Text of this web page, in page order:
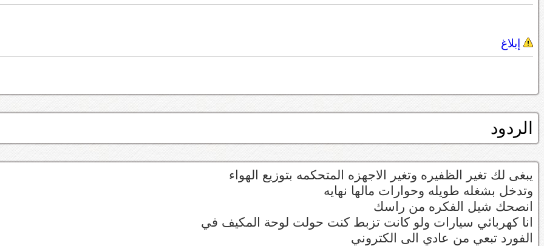
إبلاغ
الردود
يبغى لك تغير الظفيره وتغير الاجهزه المتحكمه بتوزيع الهواء
وتدخل بشغله طويله وحوارات مالها نهايه
انصحك شيل الفكره من راسك
انا كهربائي سيارات ولو كانت تزبط كنت حولت لوحة المكيف في
الفورد تبعي من عادي الى الكتروني